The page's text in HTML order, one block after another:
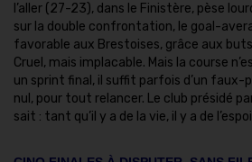
l’aller (27-23), dans le Finistère, pèse
sur la double confrontation, le goal-
favorable aux Brestoises, grâce aux
Cruel, mais implacable. Mais la course
un sprint final, il suffit parfois d’un faux-
nul, pour tout relancer. Le club présidé
sait : tant qu’il y a de la vie, il y a de